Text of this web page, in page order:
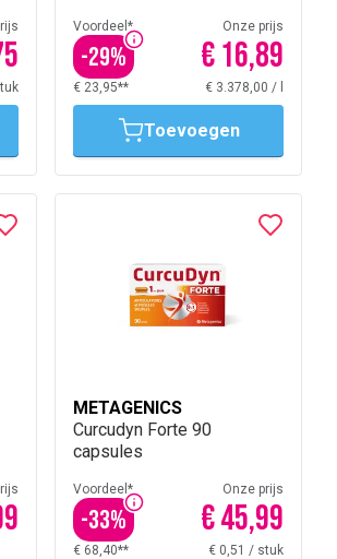
Voordeel*
-29%
Onze prijs
€ 16,89
€ 23,95** € 3.378,00 /
Toevoegen
METAGENICS
Curcudyn Forte 90
capsules
Voordeel*
-33%
Onze prijs
€ 45,99
€ 68,40** € 0,51 / stuk